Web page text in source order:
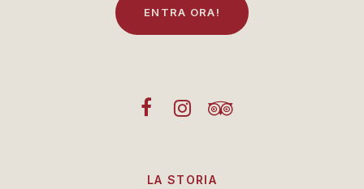
EN TRA ORA!
LA STORIA